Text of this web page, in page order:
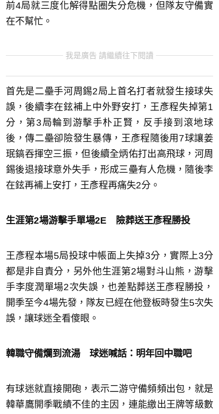
前4局就三度化解得點圈失分危機，但隊友守備實
在不幫忙。
我是廣告 請繼續往下閱讀
首先是二壘手河周錫2局上首名打者就發生接球失
誤，後續李在鉉補上中外野安打，王彥程失掉第1
分，第3局輪到游擊手朴正賢，反手接到滾地球
後，傳二壘卻險發生暴傳，王彥程隨後用7球讓姜
珉鎬吞揮空三振，但後續全炳佑打出高飛球，河周
錫後退接球意外失手，形成三壘有人危機，隨後李
在鉉再補上安打，王彥程再痛失2分。
生涯第2場游擊手單場2E 險葬送王彥程勝投
王彥程本場5局投球中帳面上失掉3分，實際上3分
都是非自責分，另外他生涯第2場對斗山熊，游擊
手李度潤單場2次失誤，也差點葬送王彥程勝投，
開季至今4場先發，隊友已經在他登板時發生5次失
誤，讓球迷全看傻眼。
韓職守備爛到流湯 球迷喊話：明年回中職吧
有球迷就直接開砲，表示二游守備頻頻出包，就是
韓華鷹開季戰績不佳的主因，連能繳出王牌等級數